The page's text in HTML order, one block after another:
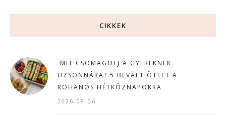
CIKKEK
MIT CSOMAGOLJ A GYEREKNEK
UZSONNÁRA? 5 BEVÁLT ÖTLET A
ROHANÓS HÉTKÖZNAPOKRA
2026-08-06